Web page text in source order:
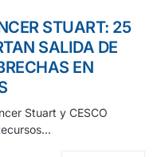
STUART: 25
SALIDA DE
EN
Stuart y CESCO